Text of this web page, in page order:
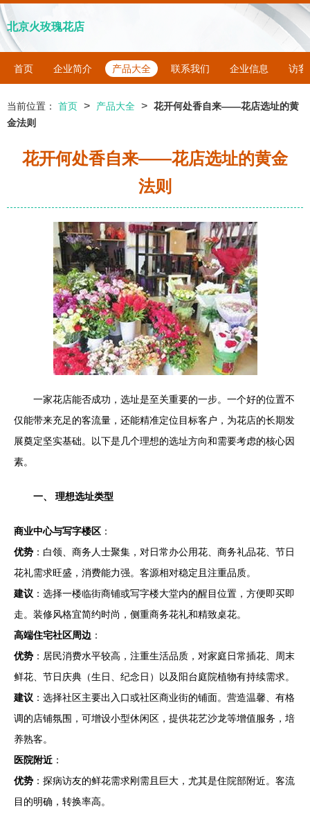
北京火玫瑰花店
首页 企业简介 产品大全 联系我们 企业信息 访客
当前位置： 首页 > 产品大全 > 花开何处香自来——花店选址的黄
金法则
花开何处香自来——花店选址的黄金
法则
一家花店能否成功，选址是至关重要的一步。一个好的位置不
仅能带来充足的客流量，还能精准定位目标客户，为花店的长期发
展奠定坚实基础。以下是几个理想的选址方向和需要考虑的核心因
素。
一、 理想选址类型
商业中心与写字楼区 ：
优势 ：白领、商务人士聚集，对日常办公用花、商务礼品花、节日
花礼需求旺盛，消费能力强。客源相对稳定且注重品质。
建议 ：选择一楼临街商铺或写字楼大堂内的醒目位置，方便即买即
走。装修风格宜简约时尚，侧重商务花礼和精致桌花。
高端住宅社区周边 ：
优势 ：居民消费水平较高，注重生活品质，对家庭日常插花、周末
鲜花、节日庆典（生日、纪念日）以及阳台庭院植物有持续需求。
建议 ：选择社区主要出入口或社区商业街的铺面。营造温馨、有格
调的店铺氛围，可增设小型休闲区，提供花艺沙龙等增值服务，培
养熟客。
医院附近 ：
优势 ：探病访友的鲜花需求刚需且巨大，尤其是住院部附近。客流
目的明确，转换率高。